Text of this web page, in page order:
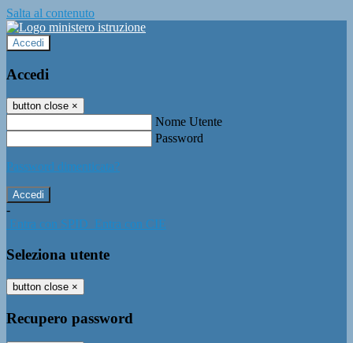
Salta al contenuto
Accedi
Accedi
button close ×
Nome Utente
Password
Password dimenticata?
-
Entra con SPID Entra con CIE
Seleziona utente
button close ×
Recupero password